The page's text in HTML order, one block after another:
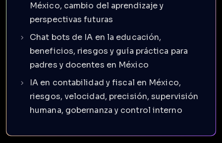
México, cambio del aprendizaje y
perspectivas futuras
Chat bots de IA en la educación,
beneficios, riesgos y guía práctica para
padres y docentes en México
IA en contabilidad y fiscal en México,
riesgos, velocidad, precisión, supervisión
humana, gobernanza y control interno